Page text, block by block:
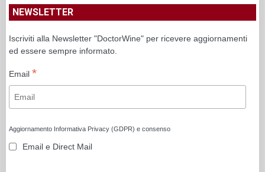
NEWSLETTER
Iscriviti alla Newsletter "DoctorWine" per ricevere aggiornamenti
ed essere sempre informato.
Email *
Aggiornamento Informativa Privacy (GDPR) e consenso
Email e Direct Mail